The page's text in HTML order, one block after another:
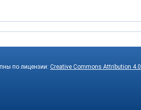
по лицензии: Creative Commons Attribution 4.0